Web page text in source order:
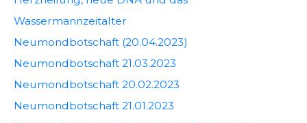
Wassermannzeitalter
Neumondbotschaft (20.04.2023)
Neumondbotschaft 21.03.2023
Neumondbotschaft 20.02.2023
Neumondbotschaft 21.01.2023